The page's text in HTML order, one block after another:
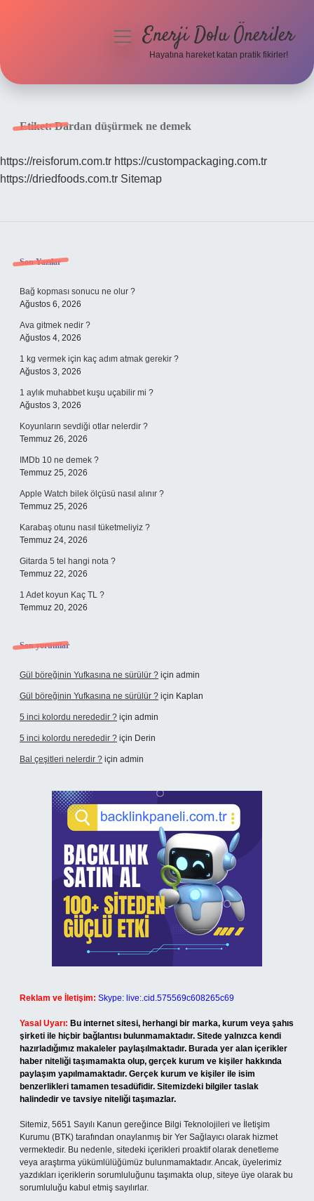
Hakkımızda
menüyüEnerji Dolu Öneriler
Hayatına hareket katan pratik fikirler!
Etiket:Dardan düşürmek ne demek
https://reisforum.com.tr https://custompackaging.com.tr
https://driedfoods.com.tr Sitemap
Sidebar
Son Yazılar
Bağ kopması sonucu ne olur ?
Ağustos 6, 2026
Ava gitmek nedir ?
Ağustos 4, 2026
1 kg vermek için kaç adım atmak gerekir ?
Ağustos 3, 2026
1 aylık muhabbet kuşu uçabilir mi ?
Ağustos 3, 2026
Koyunların sevdiği otlar nelerdir ?
Temmuz 26, 2026
IMDb 10 ne demek ?
Temmuz 25, 2026
Apple Watch bilek ölçüsü nasıl alınır ?
Temmuz 25, 2026
Karabaş otunu nasıl tüketmeliyiz ?
Temmuz 24, 2026
Gitarda 5 tel hangi nota ?
Temmuz 22, 2026
1 Adet koyun Kaç TL ?
Temmuz 20, 2026
Son yorumlar
Gül böreğinin Yufkasına ne sürülür ? için admin
Gül böreğinin Yufkasına ne sürülür ? için Kaplan
5 inci kolordu nerededir ? için admin
5 inci kolordu nerededir ? için Derin
Bal çeşitleri nelerdir ? için admin
Reklam ve İletişim: Skype: live:.cid.575569c608265c69
Yasal Uyarı: Bu internet sitesi, herhangi bir marka, kurum veya şahıs
şirketi ile hiçbir bağlantısı bulunmamaktadır. Sitede yalnızca kendi
hazırladığımız makaleler paylaşılmaktadır. Burada yer alan içerikler
haber niteliği taşımamakta olup, gerçek kurum ve kişiler hakkında
paylaşım yapılmamaktadır. Gerçek kurum ve kişiler ile isim
benzerlikleri tamamen tesadüfidir. Sitemizdeki bilgiler taslak
halindedir ve tavsiye niteliği taşımazlar.
Sitemiz, 5651 Sayılı Kanun gereğince Bilgi Teknolojileri ve İletişim
Kurumu (BTK) tarafından onaylanmış bir Yer Sağlayıcı olarak hizmet
vermektedir. Bu nedenle, sitedeki içerikleri proaktif olarak denetleme
veya araştırma yükümlülüğümüz bulunmamaktadır. Ancak, üyelerimiz
yazdıkları içeriklerin sorumluluğunu taşımakta olup, siteye üye olarak bu
sorumluluğu kabul etmiş sayılırlar.